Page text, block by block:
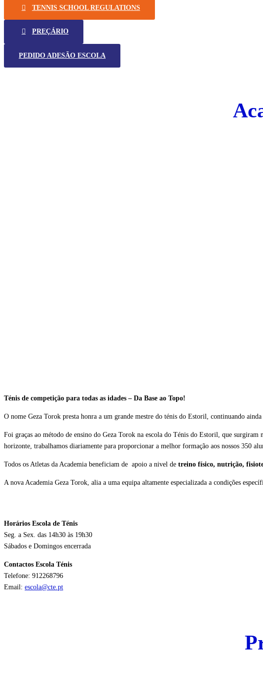
TENNIS SCHOOL REGULATIONS
PREÇÁRIO
PEDIDO ADESÃO ESCOLA
Ténis de competição para todas as idades – Da Base ao Topo!
O nome Geza Torok presta honra a um grande mestre do ténis do Estoril, continuando
Foi graças ao método de ensino do Geza Torok na escola do Ténis do Estoril, que
horizonte, trabalhamos diariamente para proporcionar a melhor formação aos nossos 350
Todos os Atletas da Academia beneficiam de apoio a nivel de treino físico, nutrição,
A nova Academia Geza Torok, alia a uma equipa altamente especializada a condições
Horários Escola de Ténis
Seg. a Sex. das 14h30 às 19h30
Sábados e Domingos encerrada
Contactos Escola Ténis
Telefone: 912268796
Email: escola@cte.pt